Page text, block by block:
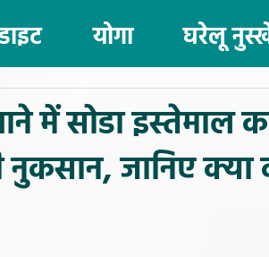
योगा घरेलू
में सोडा इस्तेमाल
जानिए